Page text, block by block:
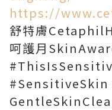
https://
舒特膚
呵護月
#SensitiveSkin